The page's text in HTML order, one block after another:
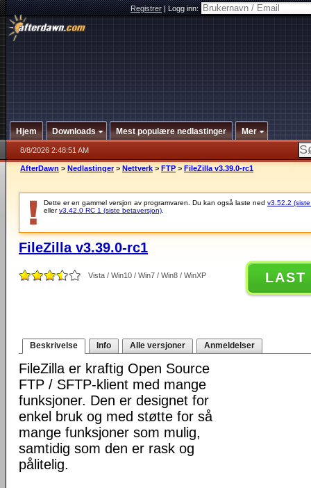
Registrer|Logg inn:
Hjem Downloads Mest populære nedlastinger Mer
8/8/2026 2:48:51 AM
AfterDawn > Nedlastinger > Nettverk > FTP > FileZilla v3.39.0-rc1
Dette er en gammel versjon av programvaren. Du kan også laste ned v3.52.2
ellerv3.42.0 RC 1 (siste betaversjon)
FileZilla v3.39.0-rc1
Vista / Win10 / Win7 / Win8 / WinXP LAST
Beskrivelse Info Alle versjoner Anmeldelser
FileZilla er kraftig Open Source
FTP / SFTP-klient med mange
funksjoner. Den er designet for
enkel bruk og med støtte for så
mange funksjoner som mulig,
samtidig som den er rask og
pålitelig.